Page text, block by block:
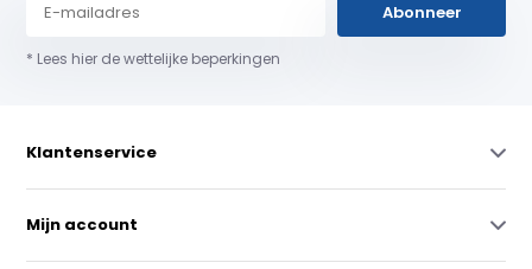
Abonneer
* Lees hier de wettelijke beperkingen
Klantenservice
Mijn account